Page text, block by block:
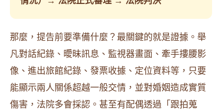
那麼，提告前要準備什麼？最關鍵的就是證據。舉
凡對話紀錄、曖昧訊息、監視器畫面、牽手摟腰影
像、進出旅館紀錄、發票收據、定位資料等，只要
能顯示兩人關係超越一般交情，並對婚姻造成實質
傷害，法院多會採認。甚至有配偶透過「跟拍蒐